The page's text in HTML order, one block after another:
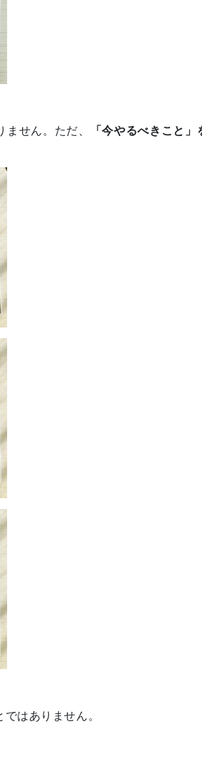
せん。ただ、
「今やるべきこと
はありません。